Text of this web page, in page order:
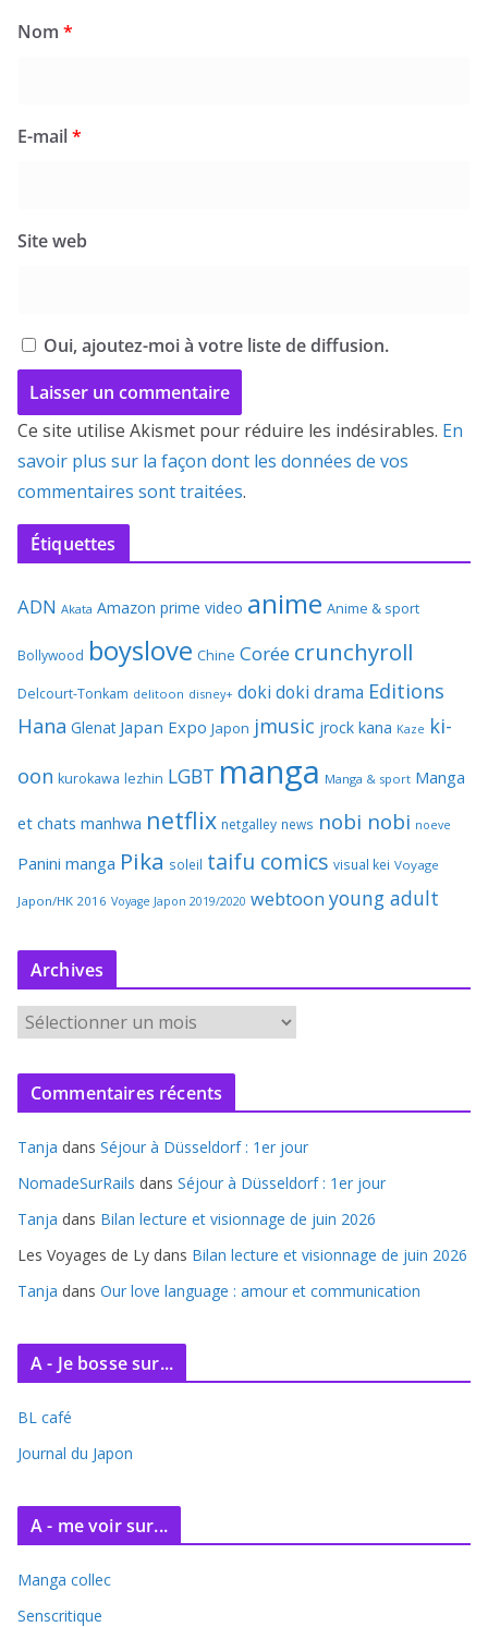
Nom *
E-mail*
Site web
Oui, ajoutez-moi à votre liste de diffusion.
Ce site utilise Akismet pour réduire les indésirables. En
savoir plus sur la façon dont les données de vos
commentaires sont traitées.
Étiquettes
ADN Akata Amazon prime video anime Anime & sport
Bollywood boyslove Chine Corée crunchyroll
Delcourt-Tonkam delitoon disney+ doki doki drama Editions
Hana Glenat Japan Expo Japon jmusic jrock kana Kaze ki-
oon kurokawa lezhin LGBT manga Manga & sport Manga
et chats manhwa netflix netgalley news nobi nobi noeve
Panini manga Pika soleil taifu comics visual kei Voyage
Japon/HK 2016 Voyage Japon 2019/2020 webtoon young adult
Archives
r
c
v
e
Commentaires récents
Tanja dans Séjour à Düsseldorf : 1er jour
NomadeSurRails dans Séjour à Düsseldorf : 1er jour
Tanja dans Bilan lecture et visionnage de juin 2026
Les Voyages de Ly dans Bilan lecture et visionnage de juin 2026
Tanja dans Our love language : amour et communication
A - Je bosse sur...
BL café
Journal du Japon
A - me voir sur...
Manga collec
Senscritique